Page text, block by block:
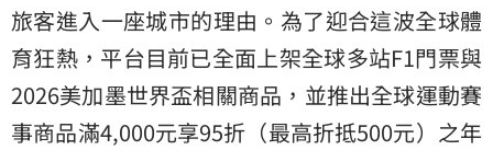
旅客進入一座城市的理由。為了迎合這波全球體
育狂熱，平台目前已全面上架全球多站F1門票與
2026美加墨世界盃相關商品，並推出全球運動賽
事商品滿4,000元享95折（最高折抵500元）之年